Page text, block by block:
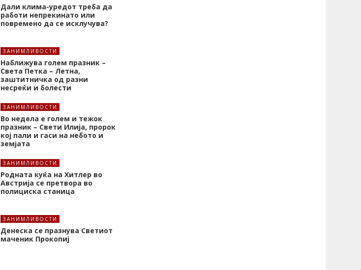
Дали клима-уредот треба да
работи непрекинато или
повремено да се исклучува?
ЗАНИМЛИВОСТИ
Наближува голем празник –
Света Петка – Летна,
заштитничка од разни
несреќи и болести
ЗАНИМЛИВОСТИ
Во недела е голем и тежок
празник – Свети Илија, пророк
кој пали и гаси на небото и
земјата
ЗАНИМЛИВОСТИ
Родната куќа на Хитлер во
Австрија се претвора во
полициска станица
ЗАНИМЛИВОСТИ
Денеска се празнува Светиот
маченик Прокопиј